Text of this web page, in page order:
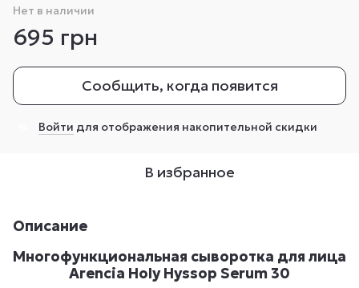
Нет в наличии
695 грн
Сообщить, когда появится
Войти для отображения накопительной скидки
В избранное
Описание
Многофункциональная сыворотка для лица
Arencia Holy Hyssop Serum 30